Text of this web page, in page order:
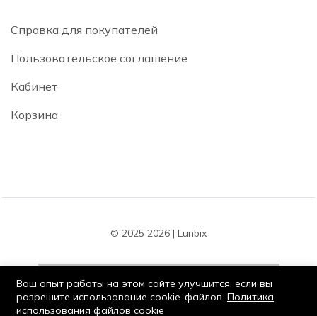
Справка для покупателей
Пользовательское соглашение
Кабинет
Корзина
© 2025 2026 | Lunbix
Ваш опыт работы на этом сайте улучшится, если вы
разрешите использование cookie-файлов. Политика
использования файлов cookie